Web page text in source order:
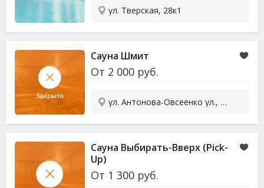
ул. Тверская, 28к1
Сауна Шмит
От 2 000 руб.
ул. Антонова-Овсеенко ул., 15, стр. 3
Сауна Выбирать-Вверх (Pick-
Up)
От 1 300 руб.